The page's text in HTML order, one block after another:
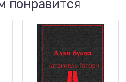
понравится